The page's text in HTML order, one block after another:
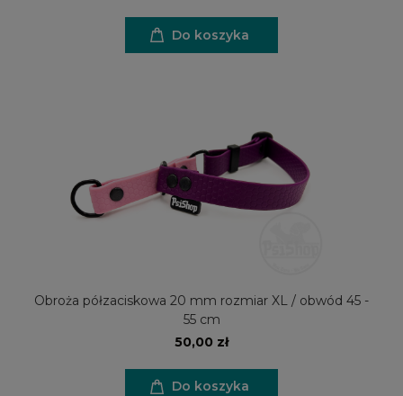
Do koszyka
Obroża półzaciskowa 20 mm rozmiar XL / obwód 45 -
55 cm
50,00 zł
Do koszyka